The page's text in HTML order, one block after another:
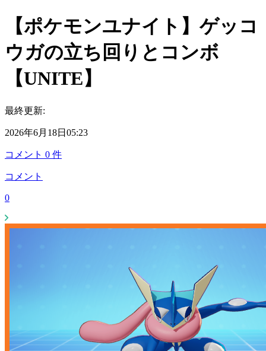
【ポケモンユナイト】ゲッコ
ウガの立ち回りとコンボ
【UNITE】
最終更新:
2026年6月18日05:23
コメント 0 件
コメント
0